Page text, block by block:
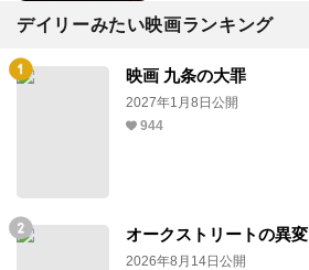
デイリーみたい映画ランキング
映画 九条の大罪
2027年1月8日公開
944
オークストリートの異変
2026年8月14日公開